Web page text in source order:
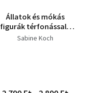
Állatok és mókás
figurák térfonással -
Kreatív szórakozás
Sabine Koch